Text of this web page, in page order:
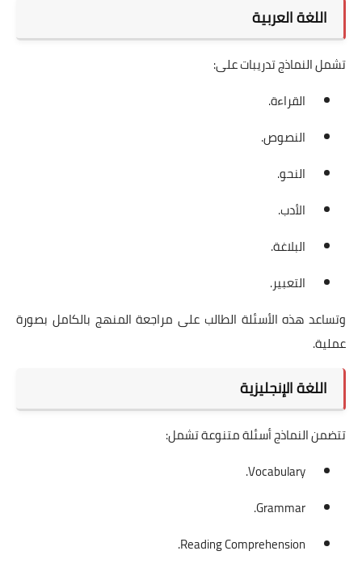
اللغة العربية
تشمل النماذج تدريبات على:
القراءة.
النصوص.
النحو.
الأدب.
البلاغة.
التعبير.
وتساعد هذه الأسئلة الطالب على مراجعة المنهج بالكامل بصورة
عملية.
اللغة الإنجليزية
تتضمن النماذج أسئلة متنوعة تشمل:
Vocabulary.
Grammar.
Reading Comprehension.